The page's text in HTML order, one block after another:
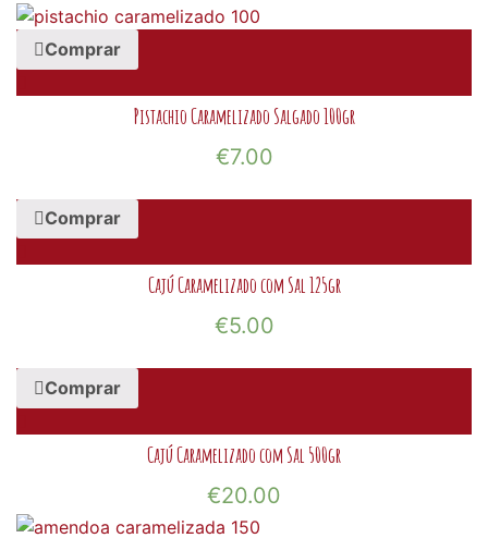
Comprar
Pistachio Caramelizado Salgado 100gr
€7.00
Comprar
Cajú Caramelizado com Sal 125gr
€5.00
Comprar
Cajú Caramelizado com Sal 500gr
€20.00